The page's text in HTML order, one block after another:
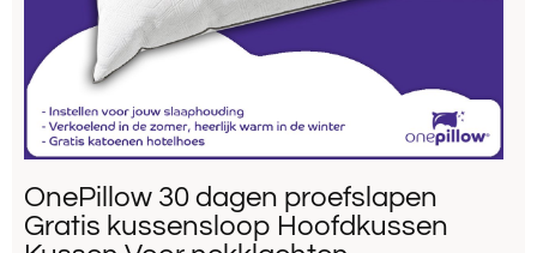
OnePillow 30 dagen proefslapen
Gratis kussensloop Hoofdkussen